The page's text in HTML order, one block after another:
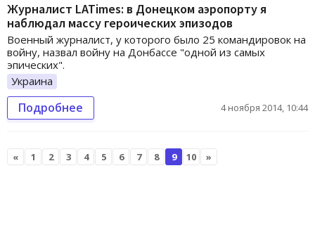
Журналист LATimes: в Донецком аэропорту я
наблюдал массу героических эпизодов
Военный журналист, у которого было 25 командировок на
войну, назвал войну на Донбассе "одной из самых
эпических".
Украина
Подробнее 4 ноября 2014, 10:44
« 1 2 3 4 5 6 7 8 9 10 »